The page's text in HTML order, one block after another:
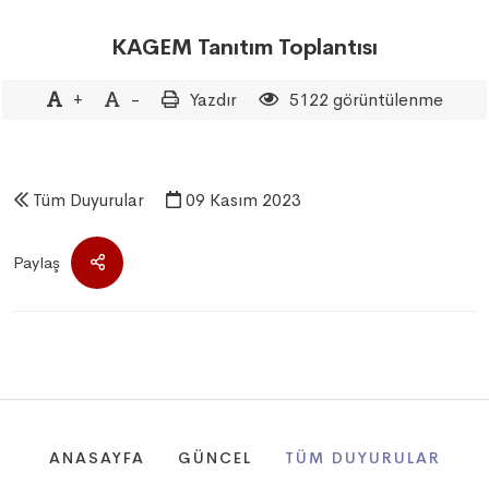
KAGEM Tanıtım Toplantısı
+ - Yazdır 5122 görüntülenme
Tüm Duyurular 09 Kasım 2023
Paylaş
ANASAYFA GÜNCEL TÜM DUYURULAR